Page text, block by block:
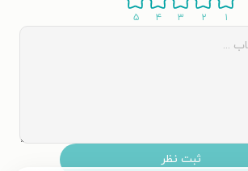
۱ ۲ ۳ ۴ ۵
ثبت نظر